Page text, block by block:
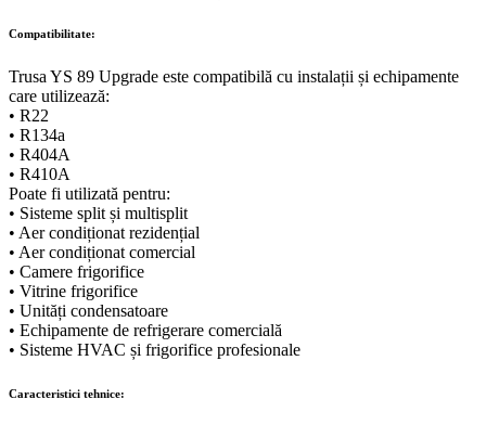
Compatibilitate:
Trusa YS 89 Upgrade este compatibilă cu instalații și echipamente
care utilizează:
• R22
• R134a
• R404A
• R410A
Poate fi utilizată pentru:
• Sisteme split și multisplit
• Aer condiționat rezidențial
• Aer condiționat comercial
• Camere frigorifice
• Vitrine frigorifice
• Unități condensatoare
• Echipamente de refrigerare comercială
• Sisteme HVAC și frigorifice profesionale
Caracteristici tehnice: